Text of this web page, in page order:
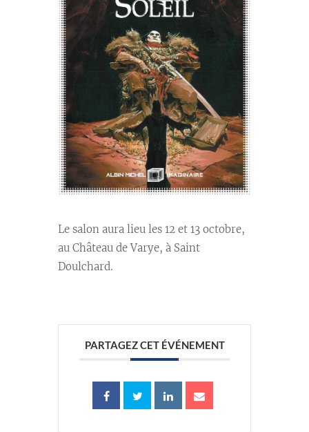
Le salon aura lieu les 12 et 13 octobre,
au Château de Varye, à Saint
Doulchard.
PARTAGEZ CET ÉVÉNEMENT